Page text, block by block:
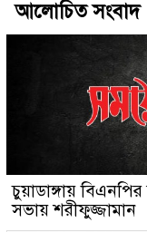
আলোচিত সংবাদ
চুয়াডাঙ্গায়
সভায় শরীফুজ্জামান